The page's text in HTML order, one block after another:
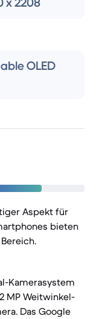
OLED
Aspekt für
bieten
Kamerasystem
MP Weitwinkel-
Das Google